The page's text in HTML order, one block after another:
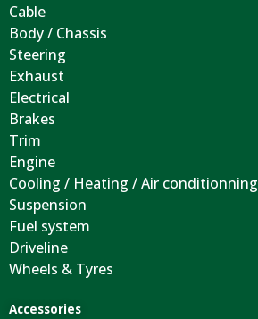
Cable
Body / Chassis
Steering
Exhaust
Electrical
Brakes
Trim
Engine
Cooling / Heating / Air conditionning
Suspension
Fuel system
Driveline
Wheels & Tyres
Accessories